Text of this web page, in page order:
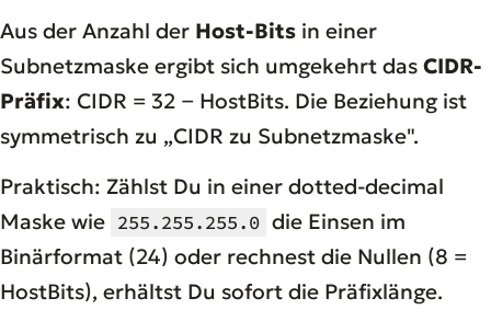
Aus der Anzahl der Host-Bits in einer
Subnetzmaske ergibt sich umgekehrt das CIDR-
Präfix: CIDR = 32 − HostBits. Die Beziehung ist
symmetrisch zu „CIDR zu Subnetzmaske".
Praktisch: Zählst Du in einer dotted-decimal
Maske wie 255.255.255.0 die Einsen im
Binärformat (24) oder rechnest die Nullen (8 =
HostBits), erhältst Du sofort die Präfixlänge.